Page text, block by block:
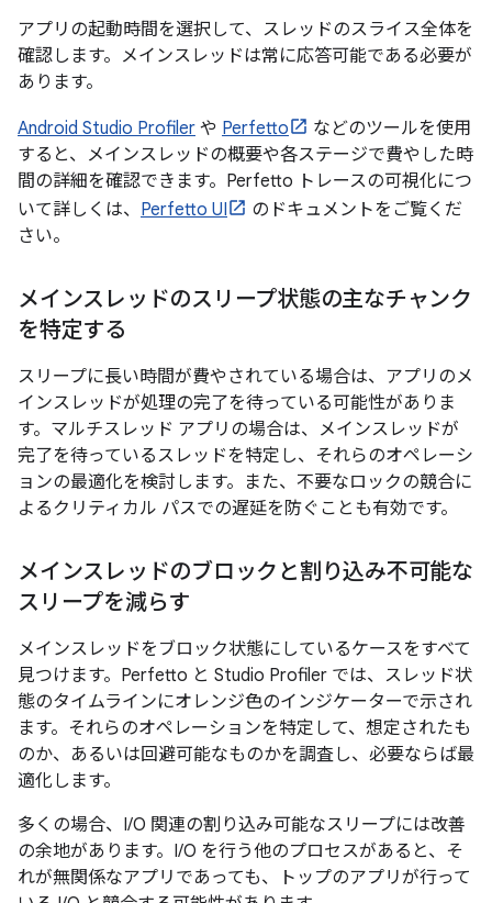
アプリの起動時間を選択して、スレッドのスライス全体を
確認します。メインスレッドは常に応答可能である必要が
あります。
Android Studio Profiler や Perfetto
などのツールを使用
すると、メインスレッドの概要や各ステージで費やした時
間の詳細を確認できます。Perfetto トレースの可視化につ
いて詳しくは、 Perfetto UI
のドキュメントをご覧くだ
さい。
メインスレッドのスリープ状態の主なチャンク
を特定する
スリープに長い時間が費やされている場合は、アプリのメ
インスレッドが処理の完了を待っている可能性がありま
す。マルチスレッド アプリの場合は、メインスレッドが
完了を待っているスレッドを特定し、それらのオペレーシ
ョンの最適化を検討します。また、不要なロックの競合に
よるクリティカル パスでの遅延を防ぐことも有効です。
メインスレッドのブロックと割り込み不可能な
スリープを減らす
メインスレッドをブロック状態にしているケースをすべて
見つけます。Perfetto と Studio Profiler では、スレッド状
態のタイムラインにオレンジ色のインジケーターで示され
ます。それらのオペレーションを特定して、想定されたも
のか、あるいは回避可能なものかを調査し、必要ならば最
適化します。
多くの場合、I/O 関連の割り込み可能なスリープには改善
の余地があります。I/O を行う他のプロセスがあると、そ
れが無関係なアプリであっても、トップのアプリが行って